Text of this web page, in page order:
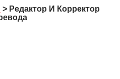
> Редактор И Корректор